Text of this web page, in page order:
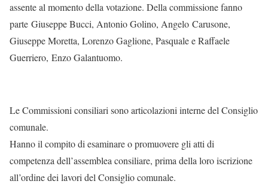
assente al momento della votazione. Della commissione fanno
parte Giuseppe Bucci, Antonio Golino, Angelo Carusone,
Giuseppe Moretta, Lorenzo Gaglione, Pasquale e Raffaele
Guerriero, Enzo Galantuomo.
Le Commissioni consiliari sono articolazioni interne del Consiglio
comunale.
Hanno il compito di esaminare o promuovere gli atti di
competenza dell’assemblea consiliare, prima della loro iscrizione
all’ordine dei lavori del Consiglio comunale.